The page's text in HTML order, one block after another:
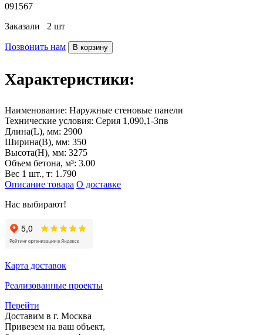
091567
Заказали 2 шт
Позвонить нам В корзину
Характеристики:
Наименование: Наружные стеновые панели
Технические условия: Серия 1,090,1-3пв
Длина(L), мм: 2900
Ширина(B), мм: 350
Высота(H), мм: 3275
Объем бетона, м³: 3.00
Вес 1 шт., т: 1.790
Описание товара О доставке
Нас выбирают!
Карта доставок
Реализованные проекты
Перейти
Доставим в г. Москва
Привезем на ваш объект,